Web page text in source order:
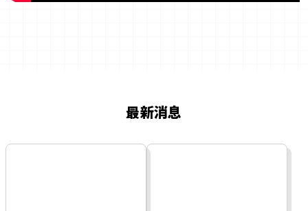
最新消息